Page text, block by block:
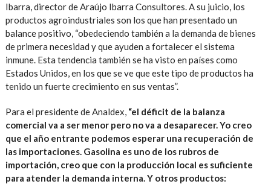
Ibarra, director de Araújo Ibarra Consultores. A su juicio, los
productos agroindustriales son los que han presentado un
balance positivo, “obedeciendo también a la demanda de bienes
de primera necesidad y que ayuden a fortalecer el sistema
inmune. Esta tendencia también se ha visto en países como
Estados Unidos, en los que se ve que este tipo de productos ha
tenido un fuerte crecimiento en sus ventas”.
Para el presidente de Analdex, “el déficit de la balanza
comercial va a ser menor pero no va a desaparecer. Yo creo
que el año entrante podemos esperar una recuperación de
las importaciones. Gasolina es uno de los rubros de
importación, creo que con la producción local es suficiente
para atender la demanda interna. Y otros productos: